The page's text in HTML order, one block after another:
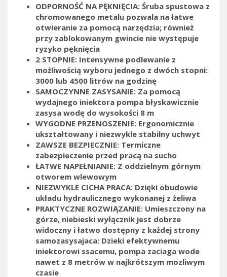
ODPORNOŚĆ NA PĘKNIĘCIA: Śruba spustowa z
chromowanego metalu pozwala na łatwe
otwieranie za pomocą narzędzia; również
przy zablokowanym gwincie nie występuje
ryzyko pęknięcia
2 STOPNIE: Intensywne podlewanie z
możliwością wyboru jednego z dwóch stopni:
3000 lub 4500 litrów na godzinę
SAMOCZYNNE ZASYSANIE: Za pomocą
wydajnego iniektora pompa błyskawicznie
zasysa wodę do wysokości 8 m
WYGODNE PRZENOSZENIE: Ergonomicznie
ukształtowany i niezwykle stabilny uchwyt
ZAWSZE BEZPIECZNIE: Termiczne
zabezpieczenie przed pracą na sucho
ŁATWE NAPEŁNIANIE: Z oddzielnym górnym
otworem wlewowym
NIEZWYKLE CICHA PRACA: Dzięki obudowie
układu hydraulicznego wykonanej z żeliwa
PRAKTYCZNE ROZWIĄZANIE: Umieszczony na
górze, niebieski wyłącznik jest dobrze
widoczny i łatwo dostępny z każdej strony
samozasysajaca: Dzieki efektywnemu
iniektorowi ssacemu, pompa zaciaga wode
nawet z 8 metrów w najkrótszym mozliwym
czasie